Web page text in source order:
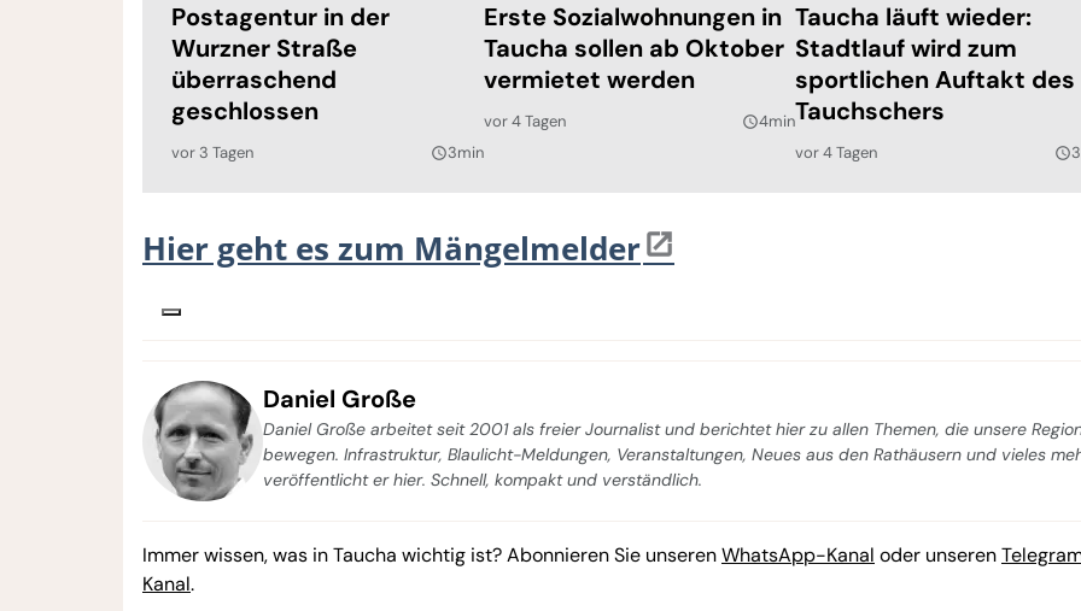
Postagentur in der
Wurzner Straße
überraschend
geschlossen
vor 3 Tagen query_builder3min
Erste Sozialwohnungen in
Taucha sollen ab Oktober
vermietet werden
vor 4 Tagen query_builder4min
Taucha läuft wieder:
Stadtlauf wird zum
sportlichen Auftakt des
Tauchschers
vor 4 Tagen query_builder
Hier geht es zum Mängelmelder
Daniel Große
Daniel Große arbeitet seit 2001 als freier Journalist und berichtet hier zu allen Themen, die unsere
bewegen. Infrastruktur, Blaulicht-Meldungen, Veranstaltungen, Neues aus den Rathäusern und vieles
veröffentlicht er hier. Schnell, kompakt und verständlich.
Immer wissen, was in Taucha wichtig ist? Abonnieren Sie unserenWhatsApp-Kanal oder unseren
Kanal.